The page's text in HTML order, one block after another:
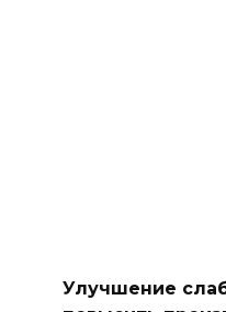
Улучшение